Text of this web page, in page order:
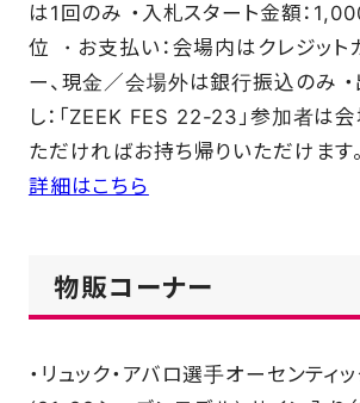
は1回のみ ・入札スタート金額：
位 ・お支払い：会場内はクレジット
ー、現金／会場外は銀行振込のみ
し：「ZEEK FES 22-23」参加者は
ただければお持ち帰りいただけます。
詳細はこちら
物販コーナー
・リュック・アバロ選手オーセンティ